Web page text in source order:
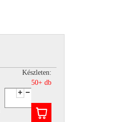
Készleten:
50+ db